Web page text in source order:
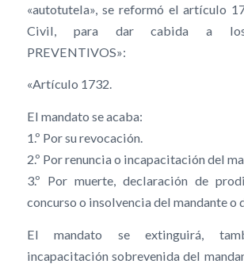
«autotutela», se reformó el artículo
Civil, para dar cabida a los
PREVENTIVOS»:
«Artículo 1732.
El mandato se acaba:
1.º Por su revocación.
2.º Por renuncia o incapacitación del
3.º Por muerte, declaración de
concurso o insolvencia del mandante o
El mandato se extinguirá,
incapacitación sobrevenida del